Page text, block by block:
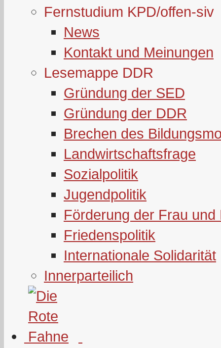
Fernstudium KPD/offen-siv
News
Kontakt und Meinungen
Lesemappe DDR
Gründung der SED
Gründung der DDR
Brechen des
Landwirtschaftsfrage
Sozialpolitik
Jugendpolitik
Förderung der Frau und
Friedenspolitik
Internationale Solidarität
Innerparteilich